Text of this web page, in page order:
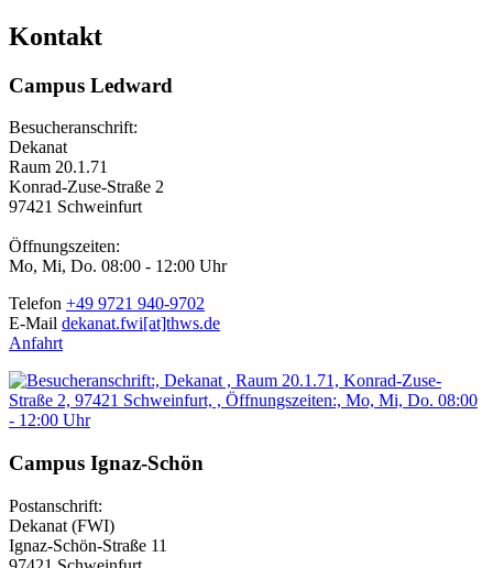
Kontakt
Campus Ledward
Besucheranschrift:
Dekanat
Raum 20.1.71
Konrad-Zuse-Straße 2
97421 Schweinfurt
Öffnungszeiten:
Mo, Mi, Do. 08:00 - 12:00 Uhr
Telefon +49 9721 940-9702
E-Mail dekanat.fwi[at]thws.de
Anfahrt
Campus Ignaz-Schön
Postanschrift:
Dekanat (FWI)
Ignaz-Schön-Straße 11